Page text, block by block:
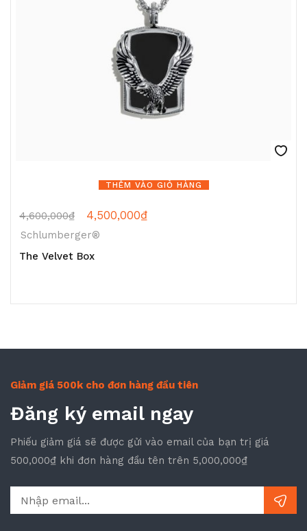
THÊM VÀO GIỎ HÀNG
4,600,000₫ 4,500,000₫
Schlumberger®
The Velvet Box
Giảm giá 500k cho đơn hàng đầu tiên
Đăng ký email ngay
Phiếu giảm giá sẽ được gửi vào email của bạn trị giá
500,000₫ khi đơn hàng đầu tên trên 5,000,000₫